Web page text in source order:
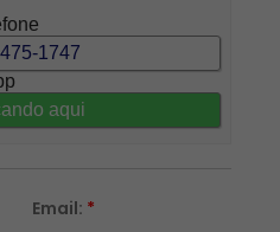
1747
aqui
Email: *